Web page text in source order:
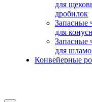
для
дробилок
Запасные
для
Запасные
для
Конвейерные